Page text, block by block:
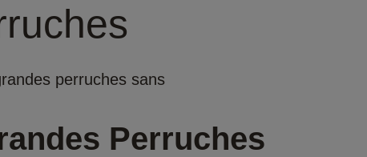
perruches sans
Perruches